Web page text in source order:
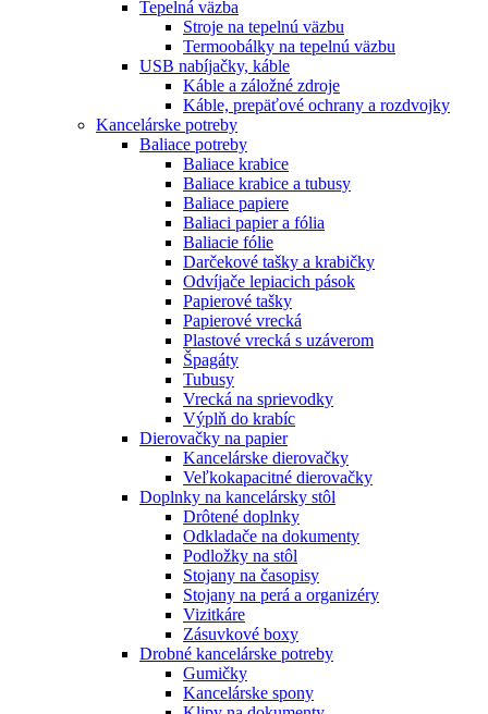
Tepelná väzba
Stroje na tepelnú väzbu
Termoobálky na tepelnú väzbu
USB nabíjačky, káble
Káble a záložné zdroje
Káble, prepäťové ochrany a rozdvojky
Kancelárske potreby
Baliace potreby
Baliace krabice
Baliace krabice a tubusy
Baliace papiere
Baliaci papier a fólia
Baliacie fólie
Darčekové tašky a krabičky
Odvíjače lepiacich pások
Papierové tašky
Papierové vrecká
Plastové vrecká s uzáverom
Špagáty
Tubusy
Vrecká na sprievodky
Výplň do krabíc
Dierovačky na papier
Kancelárske dierovačky
Veľkokapacitné dierovačky
Doplnky na kancelársky stôl
Drôtené doplnky
Odkladače na dokumenty
Podložky na stôl
Stojany na časopisy
Stojany na perá a organizéry
Vizitkáre
Zásuvkové boxy
Drobné kancelárske potreby
Gumičky
Kancelárske spony